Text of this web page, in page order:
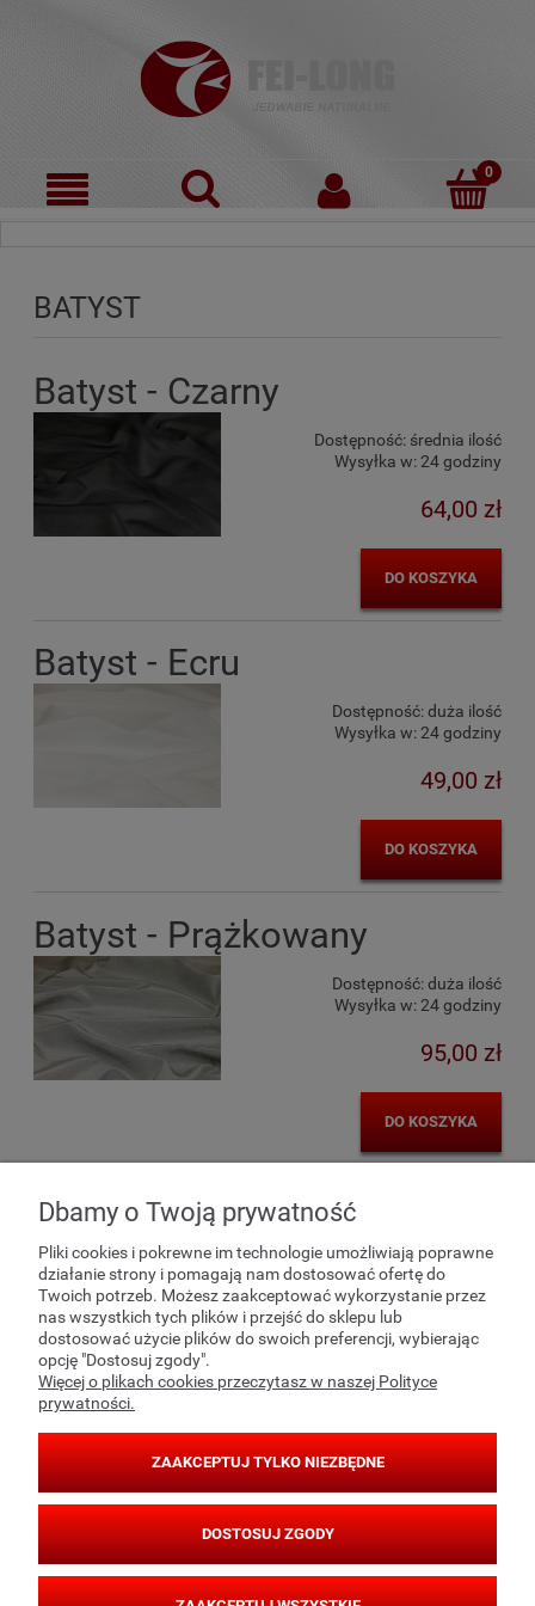
BATYST
Batyst - Czarny
Dostępność: średnia ilość
Wysyłka w:24 godziny
64,00 zł
DO KOSZYKA
Batyst - Ecru
Dostępność:duża ilość
Wysyłka w:24 godziny
49,00 zł
DO KOSZYKA
Batyst - Prążkowany
Dostępność:duża ilość
Wysyłka w:24 godziny
95,00 zł
DO KOSZYKA
POMOC
MOJE KONTO
INFORMACJE
O NAS
Dbamy o Twoją prywatność
Pliki cookies i pokrewne im technologie umożliwiają poprawne
działanie strony i pomagają nam dostosować ofertę do
Twoich potrzeb. Możesz zaakceptować wykorzystanie przez
nas wszystkich tych plików i przejść do sklepu lub
dostosować użycie plików do swoich preferencji, wybierając
opcję "Dostosuj zgody".
Więcej o plikach cookies przeczytasz w naszej Polityce
prywatności.
ZAAKCEPTUJ TYLKO NIEZBĘDNE
DOSTOSUJ ZGODY